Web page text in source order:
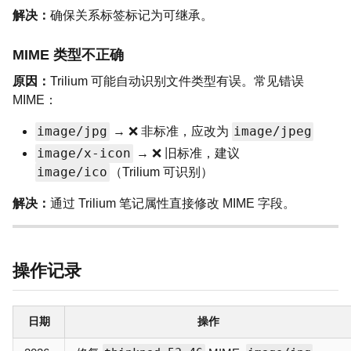
解决： 确保关系标签标记为可继承。
MIME 类型不正确
原因： Trilium 可能自动识别文件类型有误。常见错误
MIME：
image/jpg → ❌ 非标准，应改为 image/jpeg
image/x-icon
→ ❌ 旧标准，建议
image/ico （Trilium 可识别）
解决： 通过 Trilium 笔记属性直接修改 MIME 字段。
操作记录
日期 操作